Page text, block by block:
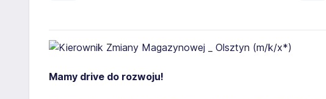
Mamy drive do rozwoju!